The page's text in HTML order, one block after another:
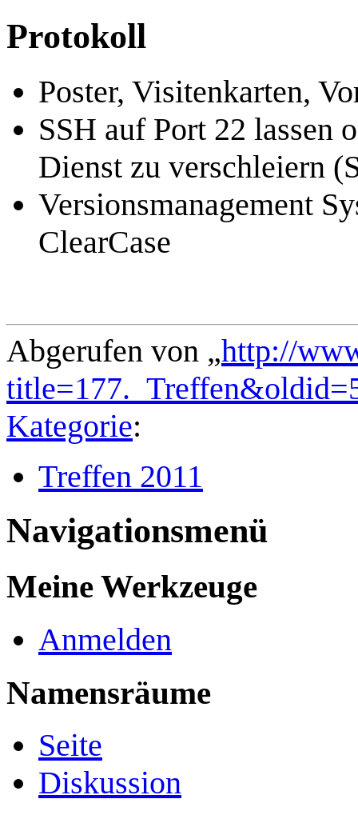
Protokoll
Poster, Visitenkarten,
SSH auf Port 22 lassen
Dienst zu verschleiern
Versionsmanagement
ClearCase
Abgerufen von „http://
Kategorie:
Treffen 2011
Navigationsmenü
Meine Werkzeuge
Anmelden
Namensräume
Seite
Diskussion